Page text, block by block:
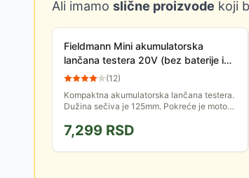
Ali imamo slične proizvode koji
Fieldmann Mini akumulatorska
lančana testera 20V (bez baterije i
punjača) FZP 70105-0
(12)
Kompaktna akumulatorska lančana testera.
Dužina sečiva je 125mm. Pokreće je motor
poslove zbog male mase i malih...
7,299 RSD